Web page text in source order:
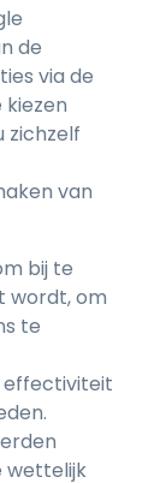
de
via de
zichzelf
van
bij te
wordt, om
te
effectiviteit
wettelijk